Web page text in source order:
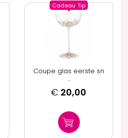
Cadeau Tip
Coupe glas eerste sn
...
€ 20,00